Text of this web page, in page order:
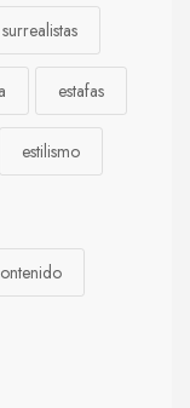
estafas
estilismo